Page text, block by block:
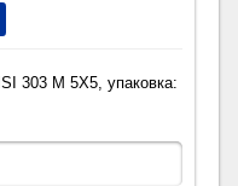
303 M 5X5, упаковка: